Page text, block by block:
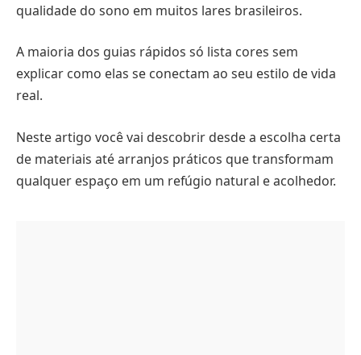
qualidade do sono em muitos lares brasileiros.
A maioria dos guias rápidos só lista cores sem
explicar como elas se conectam ao seu estilo de vida
real.
Neste artigo você vai descobrir desde a escolha certa
de materiais até arranjos práticos que transformam
qualquer espaço em um refúgio natural e acolhedor.